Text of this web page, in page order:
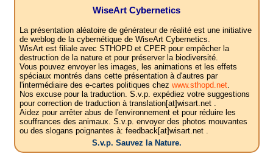
WiseArt Cybernetics
La présentation aléatoire de générateur de réalité est une initiative
de weblog de la cybernétique de WiseArt Cybernetics.
WisArt est filiale avec STHOPD et CPER pour empêcher la
destruction de la nature et pour préserver la biodiversité.
Vous pouvez envoyer les images, les animations et les effets
spéciaux montrés dans cette présentation à d'autres par
l'intermédiaire des e-cartes politiques chez www.sthopd.net.
Nos excuse pour la traduction. S.v.p. expédiez votre suggestions
pour correction de traduction à translation[at]wisart.net .
Aidez pour arrêter abus de l'environnement et pour réduire les
souffrances des animaux. S.v.p. envoyer des photos mouvantes
ou des slogans poignantes à: feedback[at]wisart.net .
S.v.p. Sauvez la Nature.